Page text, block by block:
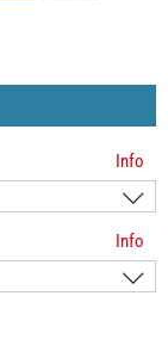
Info
Info